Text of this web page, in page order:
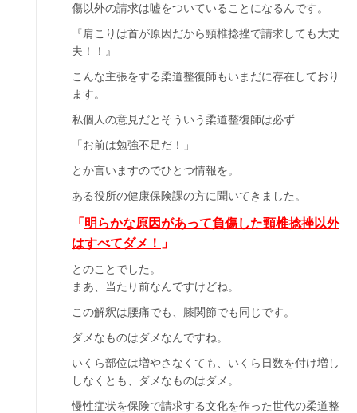
傷以外の請求は嘘をついていることになるんです。
『肩こりは首が原因だから頸椎捻挫で請求しても大丈
夫！！』
こんな主張をする柔道整復師もいまだに存在しており
ます。
私個人の意見だとそういう柔道整復師は必ず
「お前は勉強不足だ！」
とか言いますのでひとつ情報を。
ある役所の健康保険課の方に聞いてきました。
「明らかな原因があって負傷した頸椎捻挫以外
はすべてダメ！ 」
とのことでした。
まあ、当たり前なんですけどね。
この解釈は腰痛でも、膝関節でも同じです。
ダメなものはダメなんですね。
いくら部位は増やさなくても、いくら日数を付け増し
しなくとも、ダメなものはダメ。
慢性症状を保険で請求する文化を作った世代の柔道整